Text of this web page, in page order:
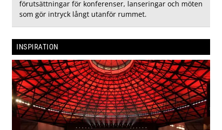
förutsättningar för konferenser, lanseringar och möten
som gör intryck långt utanför rummet.
INSPIRATION